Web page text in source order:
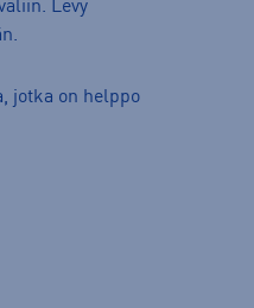
Levy
jotka on helppo